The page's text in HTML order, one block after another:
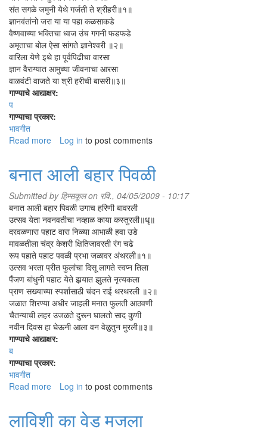
संत सगळे जमुनी येथे गर्जती ते श्रीहरी॥१॥
ज्ञानवंतांनो जरा या या पहा कळसाकडे
वैष्णवाच्या भक्तिचा ध्वज उंच गगनी फडफडे
अमृताचा बोल ऐसा सांगते ज्ञानेश्वरी ॥२॥
वारिला येणे इथे हा पूर्वपिढीचा वारसा
ज्ञान वैराग्यात आमुच्या जीवनाचा आरसा
वाळवंटी वाजते या श्री हरीची बासरी॥३॥
गाण्याचे आद्याक्षर:
प
गाण्याचा प्रकार:
भावगीत
Read more about
पताका
Log in to post comments
बनात आली बहार पिवळी
Submitted by हिम्सकूलon रवि., 04/05/2009 - 10:17
बनात आली बहार पिवळी उगाच हरिणी बावरली
उत्सव येता नवनवतीचा नव्हाळ काया कस्तुरली॥धृ॥
दरवळणारा पहाट वारा निळ्या आभाळी हवा उडे
मावळतीला चंद्र केशरी क्षितिजावरती रंग चढे
रूप पहाते पहाट पवळी प्रभा जळावर अंथरली॥१॥
उत्सव भरता प्रीत फुलांचा दिसू लागते स्वप्न तिला
पैंजण बांधुनी पहाट येते झर्‍यात झुलते नृत्यकला
प्राण सख्याच्या स्पर्शासाठी चंदन राई थरथरली ॥२॥
जळात शिरण्या अधीर जाहली मनात फुलती आठवणी
चैतन्याची लहर उजळते दुरून घालतो साद कुणी
नवीन दिवस हा घेऊनी आला वन वेळुतुन मुरली॥३॥
गाण्याचे आद्याक्षर:
ब
गाण्याचा प्रकार:
भावगीत
Read more about
आली
बहार
Log in to post comments
लाविशी का वेड मजला